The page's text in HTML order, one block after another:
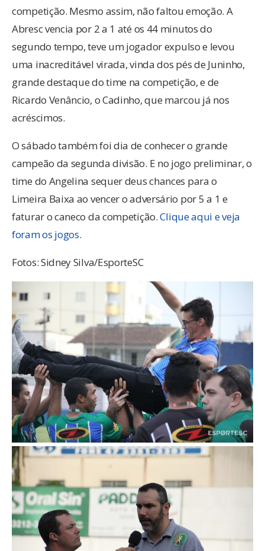
competição. Mesmo assim, não faltou emoção. A
Abresc vencia por 2 a 1 até os 44 minutos do
segundo tempo, teve um jogador expulso e levou
uma inacreditável virada, vinda dos pés de Juninho,
grande destaque do time na competição, e de
Ricardo Venâncio, o Cadinho, que marcou já nos
acréscimos.
O sábado também foi dia de conhecer o grande
campeão da segunda divisão. E no jogo preliminar, o
time do Angelina sequer deus chances para o
Limeira Baixa ao vencer o adversário por 5 a 1 e
faturar o caneco da competição.Clique aqui e veja
foram os jogos.
Fotos: Sidney Silva/EsporteSC